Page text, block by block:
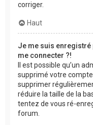
corriger.
Haut
Je me suis enregistré
me connecter ?!
Il est possible qu’un
supprimé votre
supprimer
réduire la taille de la
tentez de vous ré-
forum.